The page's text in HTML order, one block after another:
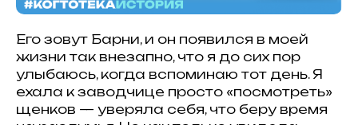
Его зовут Барни, и он появился в моей
жизни так внезапно, что я до сих пор
улыбаюсь, когда вспоминаю тот день. Я
ехала к заводчице просто «посмотреть»
щенков — уверяла себя, что беру время